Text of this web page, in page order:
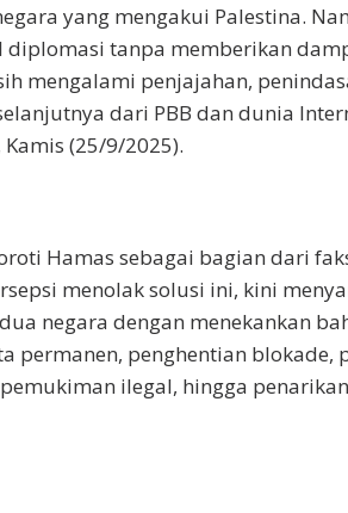
yang mengakui Palestina.
tanpa memberikan
mengalami penjajahan,
dari PBB dan dunia
(25/9/2025).
Hamas sebagai bagian dari
menolak solusi ini, kini
negara dengan menekankan
permanen, penghentian
ilegal, hingga